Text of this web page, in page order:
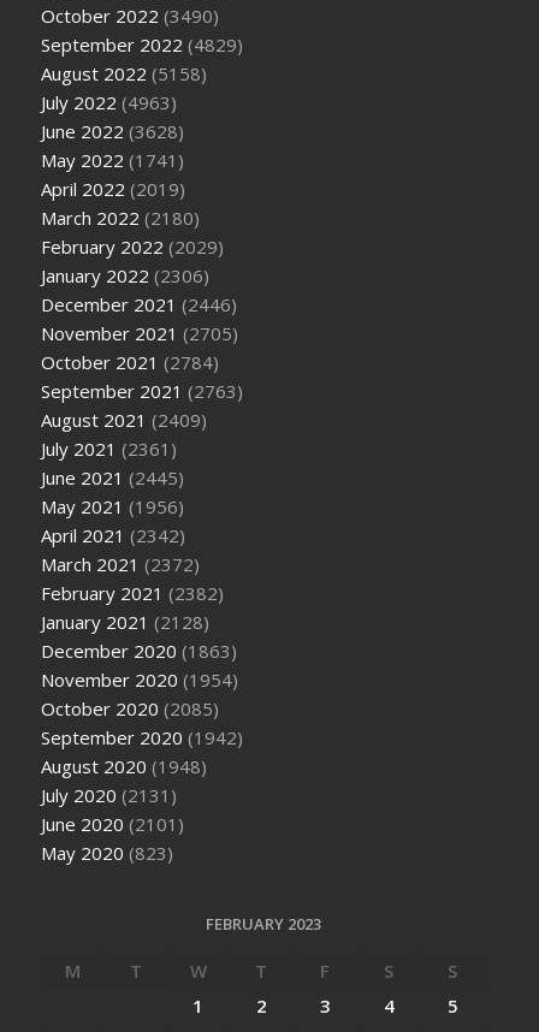
October 2022 (3490)
September 2022 (4829)
August 2022 (5158)
July 2022 (4963)
June 2022 (3628)
May 2022 (1741)
April 2022 (2019)
March 2022 (2180)
February 2022 (2029)
January 2022 (2306)
December 2021 (2446)
November 2021 (2705)
October 2021 (2784)
September 2021 (2763)
August 2021 (2409)
July 2021 (2361)
June 2021 (2445)
May 2021 (1956)
April 2021 (2342)
March 2021 (2372)
February 2021 (2382)
January 2021 (2128)
December 2020 (1863)
November 2020 (1954)
October 2020 (2085)
September 2020 (1942)
August 2020 (1948)
July 2020 (2131)
June 2020 (2101)
May 2020 (823)
FEBRUARY 2023
M T W T F S
S
1
2 3 4
5